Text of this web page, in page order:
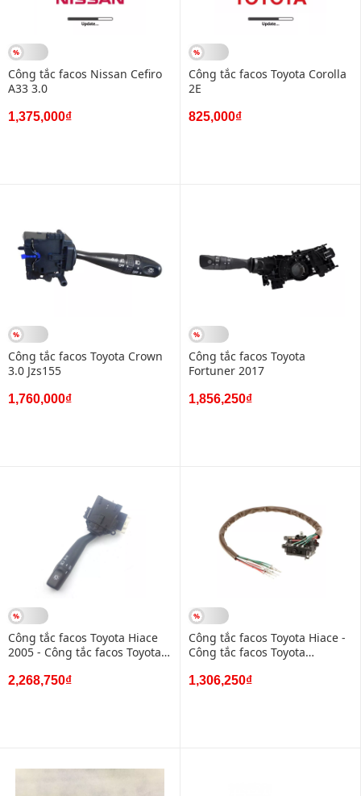
Công tắc facos Nissan Cefiro
A33 3.0
1,375,000₫
Công tắc facos Toyota Corolla
2E
825,000₫
Công tắc facos Toyota Crown
3.0 Jzs155
1,760,000₫
Công tắc facos Toyota
Fortuner 2017
1,856,250₫
Công tắc facos Toyota Hiace
2005 - Công tắc facos Toyota
2,268,750₫
Công tắc facos Toyota Hiace -
Công tắc facos Toyota
1,306,250₫